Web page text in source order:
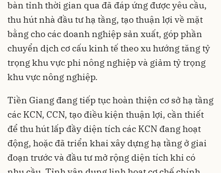
bàn tỉnh thời gian qua đã đáp ứng được yêu cầu,
thu hút nhà đầu tư hạ tầng, tạo thuận lợi về mặt
bằng cho các doanh nghiệp sản xuất, góp phần
chuyển dịch cơ cấu kinh tế theo xu hướng tăng tỷ
trọng khu vực phi nông nghiệp và giảm tỷ trọng
khu vực nông nghiệp.
Tiền Giang đang tiếp tục hoàn thiện cơ sở hạ tầng
các KCN, CCN, tạo điều kiện thuận lợi, cần thiết
để thu hút lấp đầy diện tích các KCN đang hoạt
động, hoặc đã triển khai xây dựng hạ tầng ở giai
đoạn trước và đầu tư mở rộng diện tích khi có